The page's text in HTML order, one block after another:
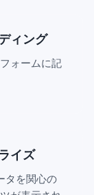
ィング
ォームに記
イズ
を関心の